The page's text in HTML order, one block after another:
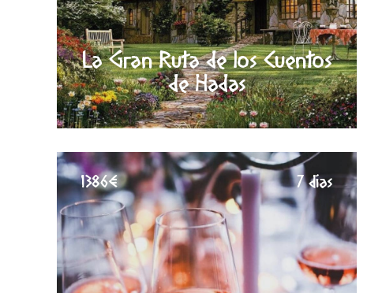
La Gran Ruta de los Cuentos
de Hadas
1386€ 7 días